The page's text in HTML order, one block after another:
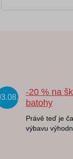
-20 % na
batohy
Právě teď je
výbavu